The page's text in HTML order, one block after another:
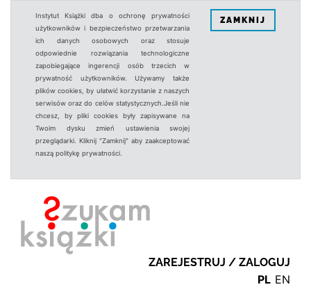
Instytut Książki dba o ochronę prywatności
użytkowników i bezpieczeństwo przetwarzania
ich danych osobowych oraz stosuje
odpowiednie rozwiązania technologiczne
zapobiegające ingerencji osób trzecich w
prywatność użytkowników. Używamy także
plików cookies, by ułatwić korzystanie z naszych
serwisów oraz do celów statystycznych.Jeśli nie
chcesz, by pliki cookies były zapisywane na
Twoim dysku zmień ustawienia swojej
przeglądarki. Kliknij "Zamknij" aby zaakceptować
naszą politykę prywatności.
ZAMKNIJ
ZAREJESTRUJ / ZALOGUJ
PL EN